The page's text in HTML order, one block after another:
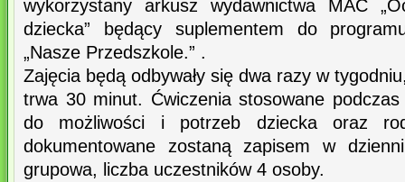
wykorzystany arkusz wydawnictwa MAC
dziecka” będący suplementem do
„Nasze Przedszkole.” .
Zajęcia będą odbywały się dwa razy w
trwa 30 minut. Ćwiczenia stosowane
do możliwości i potrzeb dziecka oraz
dokumentowane zostaną zapisem w
grupowa, liczba uczestników 4 osoby.